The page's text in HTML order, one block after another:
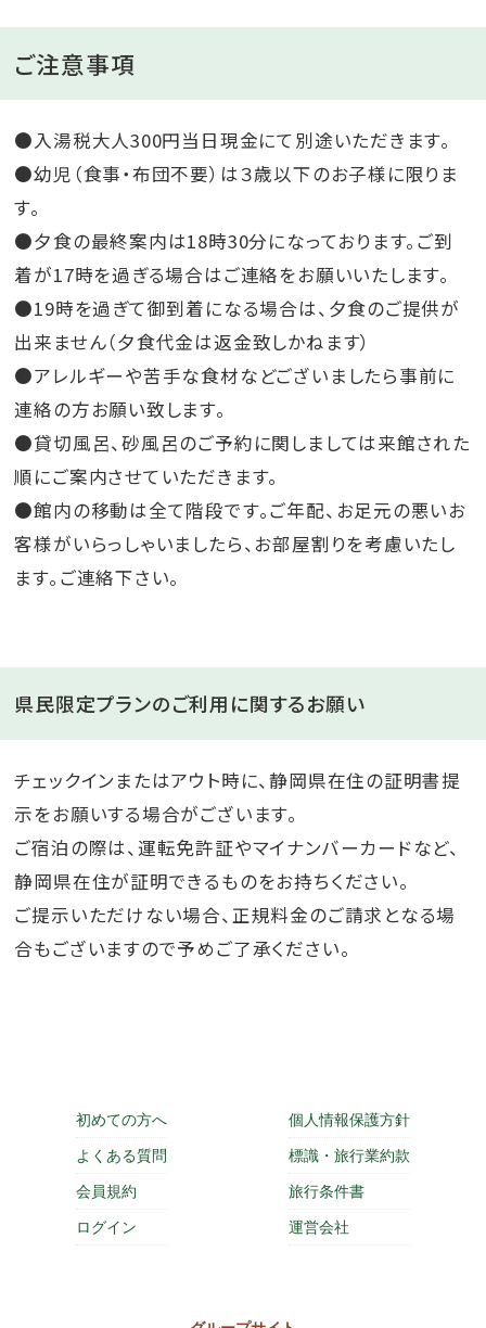
ご注意事項
●入湯税大人300円当日現金にて別途いただきます。
●幼児（食事・布団不要）は３歳以下のお子様に限りま
す。
●夕食の最終案内は18時30分になっております。ご到
着が17時を過ぎる場合はご連絡をお願いいたします。
●19時を過ぎて御到着になる場合は、夕食のご提供が
出来ません（夕食代金は返金致しかねます）
●アレルギーや苦手な食材などございましたら事前に
連絡の方お願い致します。
●貸切風呂、砂風呂のご予約に関しましては来館された
順にご案内させていただきます。
●館内の移動は全て階段です。ご年配、お足元の悪いお
客様がいらっしゃいましたら、お部屋割りを考慮いたし
ます。ご連絡下さい。
県民限定プランのご利用に関するお願い
チェックインまたはアウト時に、静岡県在住の証明書提
示をお願いする場合がございます。
ご宿泊の際は、運転免許証やマイナンバーカードなど、
静岡県在住が証明できるものをお持ちください。
ご提示いただけない場合、正規料金のご請求となる場
合もございますので予めご了承ください。
初めての方へ
よくある質問
会員規約
ログイン
個人情報保護方針
標識・旅行業約款
旅行条件書
運営会社